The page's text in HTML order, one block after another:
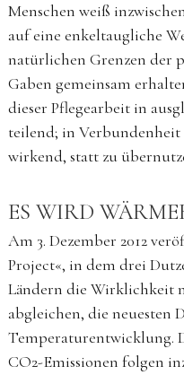
Menschen weiß
auf eine enkeltaugliche
natürlichen Grenzen der
Gaben gemeinsam
dieser Pflegearbeit in
teilend; in
wirkend, statt zu
ES WIRD
Am 3. Dezember 2012
Project«, in dem drei
Ländern die Wirklichkeit
abgleichen, die neuesten
Temperaturentwicklung.
CO2-Emissionen folgen